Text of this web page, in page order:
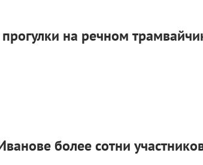
на речном
более сотни